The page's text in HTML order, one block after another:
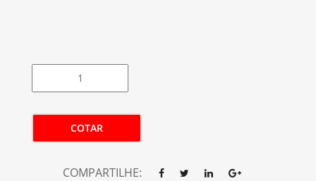
COTAR
COMPARTILHE: